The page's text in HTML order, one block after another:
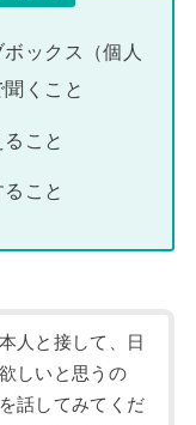
ックス（個人
くこと
こと
こと
人と接して、日
しいと思うの
話してみてくだ